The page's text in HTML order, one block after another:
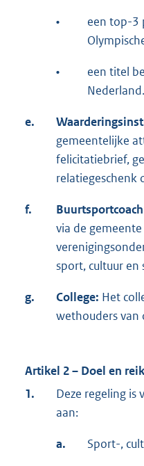
•
een top-3
•
een titel
Nederland.
e.
gemeentelijke
felicitatiebrief,
relatiegeschenk
f.
via de
sport, cultuur en
g. College: Het
wethouders van
Artikel 2 – Doel en
1.
Deze regeling is
aan:
a. Sport-,